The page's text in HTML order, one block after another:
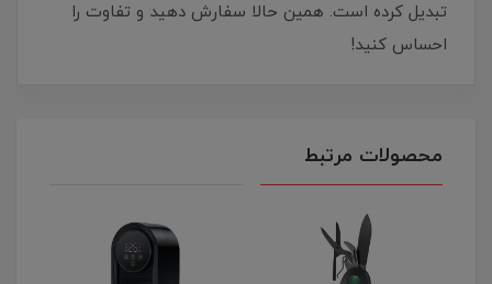
تبدیل کرده است. همین حالا سفارش دهید و تفاوت را
احساس کنید!
محصولات مرتبط